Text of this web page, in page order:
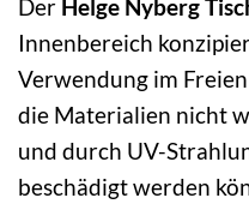
Der Helge Nyberg
Innenbereich
Verwendung im
die Materialien nicht
und durch UV-
beschädigt werden